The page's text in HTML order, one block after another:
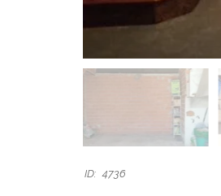
ID: 4736